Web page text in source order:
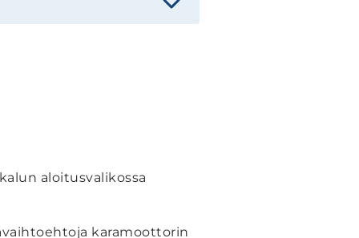
aloitusvalikossa
karamoottorin